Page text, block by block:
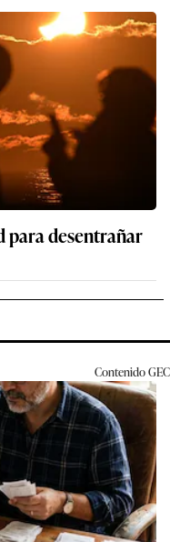
para desentrañar
ContenidoGEC